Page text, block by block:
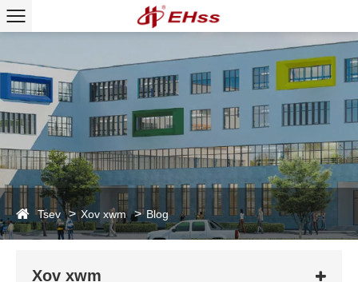
Tsev Xov xwm Blog
Xov xwm